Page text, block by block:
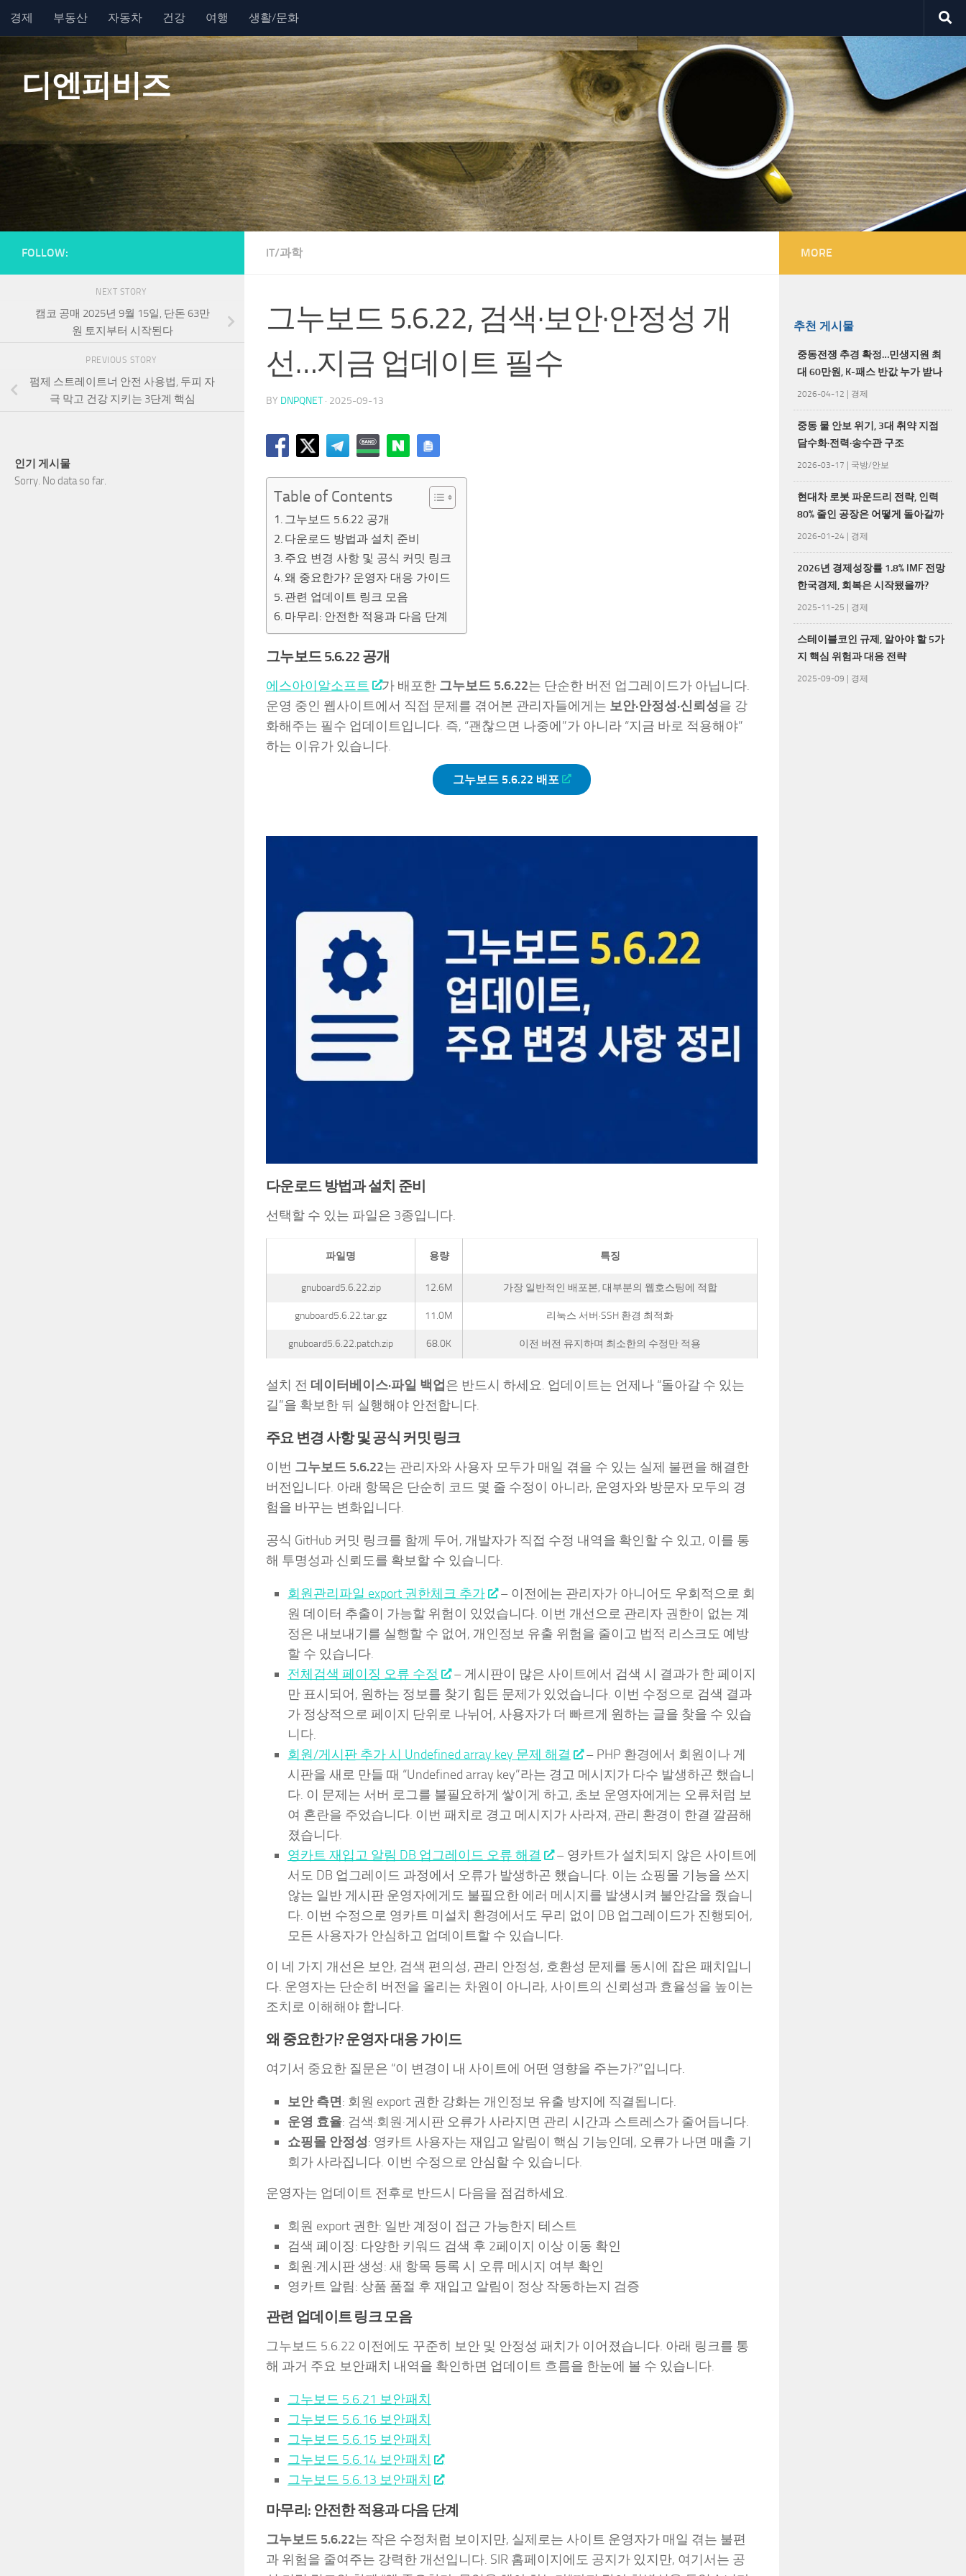
Skip to content
경제 부동산 자동차 건강 여행 생활/문화
디엔피비즈
IT/과학
그누보드 5.6.22, 검색·보안·안정성 개
선…지금 업데이트 필수
BY DNPQNET · 2025-09-13
Table of Contents
그누보드 5.6.22 공개
다운로드 방법과 설치 준비
주요 변경 사항 및 공식 커밋 링크
왜 중요한가? 운영자 대응 가이드
관련 업데이트 링크 모음
마무리: 안전한 적용과 다음 단계
그누보드 5.6.22 공개
에스아이알소프트 가 배포한 그누보드 5.6.22는 단순한 버전 업그레이드가 아닙니다.
운영 중인 웹사이트에서 직접 문제를 겪어본 관리자들에게는 보안·안정성·신뢰성을 강
화해주는 필수 업데이트입니다. 즉, “괜찮으면 나중에”가 아니라 “지금 바로 적용해야”
하는 이유가 있습니다.
그누보드 5.6.22 배포
다운로드 방법과 설치 준비
선택할 수 있는 파일은 3종입니다.
파일명 용량 특징
gnuboard5.6.22.zip 12.6M 가장 일반적인 배포본, 대부분의 웹호스팅에 적합
gnuboard5.6.22.tar.gz 11.0M 리눅스 서버·SSH 환경 최적화
gnuboard5.6.22.patch.zip 68.0K 이전 버전 유지하며 최소한의 수정만 적용
설치 전 데이터베이스·파일 백업 은 반드시 하세요. 업데이트는 언제나 “돌아갈 수 있는
길”을 확보한 뒤 실행해야 안전합니다.
주요 변경 사항 및 공식 커밋 링크
이번 그누보드 5.6.22는 관리자와 사용자 모두가 매일 겪을 수 있는 실제 불편을 해결한
버전입니다. 아래 항목은 단순히 코드 몇 줄 수정이 아니라, 운영자와 방문자 모두의 경
험을 바꾸는 변화입니다.
공식 GitHub 커밋 링크를 함께 두어, 개발자가 직접 수정 내역을 확인할 수 있고, 이를 통
해 투명성과 신뢰도를 확보할 수 있습니다.
회원관리파일 export 권한체크 추가
– 이전에는 관리자가 아니어도 우회적으로 회
원 데이터 추출이 가능할 위험이 있었습니다. 이번 개선으로 관리자 권한이 없는 계
정은 내보내기를 실행할 수 없어, 개인정보 유출 위험을 줄이고 법적 리스크도 예방
할 수 있습니다.
전체검색 페이징 오류 수정
– 게시판이 많은 사이트에서 검색 시 결과가 한 페이지
만 표시되어, 원하는 정보를 찾기 힘든 문제가 있었습니다. 이번 수정으로 검색 결과
가 정상적으로 페이지 단위로 나뉘어, 사용자가 더 빠르게 원하는 글을 찾을 수 있습
니다.
회원/게시판 추가 시 Undefined array key 문제 해결
– PHP 환경에서 회원이나 게
시판을 새로 만들 때 “Undefined array key”라는 경고 메시지가 다수 발생하곤 했습니
다. 이 문제는 서버 로그를 불필요하게 쌓이게 하고, 초보 운영자에게는 오류처럼 보
여 혼란을 주었습니다. 이번 패치로 경고 메시지가 사라져, 관리 환경이 한결 깔끔해
졌습니다.
영카트 재입고 알림 DB 업그레이드 오류 해결
– 영카트가 설치되지 않은 사이트에
서도 DB 업그레이드 과정에서 오류가 발생하곤 했습니다. 이는 쇼핑몰 기능을 쓰지
않는 일반 게시판 운영자에게도 불필요한 에러 메시지를 발생시켜 불안감을 줬습니
다. 이번 수정으로 영카트 미설치 환경에서도 무리 없이 DB 업그레이드가 진행되어,
모든 사용자가 안심하고 업데이트할 수 있습니다.
이 네 가지 개선은 보안, 검색 편의성, 관리 안정성, 호환성 문제를 동시에 잡은 패치입니
다. 운영자는 단순히 버전을 올리는 차원이 아니라, 사이트의 신뢰성과 효율성을 높이는
조치로 이해해야 합니다.
왜 중요한가? 운영자 대응 가이드
여기서 중요한 질문은 “이 변경이 내 사이트에 어떤 영향을 주는가?”입니다.
보안 측면: 회원 export 권한 강화는 개인정보 유출 방지에 직결됩니다.
운영 효율: 검색·회원·게시판 오류가 사라지면 관리 시간과 스트레스가 줄어듭니다.
쇼핑몰 안정성: 영카트 사용자는 재입고 알림이 핵심 기능인데, 오류가 나면 매출 기
회가 사라집니다. 이번 수정으로 안심할 수 있습니다.
운영자는 업데이트 전후로 반드시 다음을 점검하세요.
회원 export 권한: 일반 계정이 접근 가능한지 테스트
검색 페이징: 다양한 키워드 검색 후 2페이지 이상 이동 확인
회원·게시판 생성: 새 항목 등록 시 오류 메시지 여부 확인
영카트 알림: 상품 품절 후 재입고 알림이 정상 작동하는지 검증
관련 업데이트 링크 모음
그누보드 5.6.22 이전에도 꾸준히 보안 및 안정성 패치가 이어졌습니다. 아래 링크를 통
해 과거 주요 보안패치 내역을 확인하면 업데이트 흐름을 한눈에 볼 수 있습니다.
그누보드 5.6.21 보안패치
그누보드 5.6.16 보안패치
그누보드 5.6.15 보안패치
그누보드 5.6.14 보안패치
그누보드 5.6.13 보안패치
마무리: 안전한 적용과 다음 단계
그누보드 5.6.22는 작은 수정처럼 보이지만, 실제로는 사이트 운영자가 매일 겪는 불편
과 위험을 줄여주는 강력한 개선입니다. SIR 홈페이지에도 공지가 있지만, 여기서는 공
FOLLOW:
NEXT STORY
캠코 공매 2025년 9월 15일, 단돈 63만
원 토지부터 시작된다
PREVIOUS STORY
펌제 스트레이트너 안전 사용법, 두피 자
극 막고 건강 지키는 3단계 핵심
인기 게시물
Sorry. No data so far.
MORE
추천 게시물
중동전쟁 추경 확정…민생지원 최
대 60만원, K-패스 반값 누가 받나
2026-04-12 | 경제
중동 물 안보 위기, 3대 취약 지점
담수화·전력·송수관 구조
2026-03-17 | 국방/안보
현대차 로봇 파운드리 전략, 인력
80% 줄인 공장은 어떻게 돌아갈까
2026-01-24 | 경제
2026년 경제성장률 1.8% IMF 전망
한국경제, 회복은 시작됐을까?
2025-11-25 | 경제
스테이블코인 규제, 알아야 할 5가
지 핵심 위험과 대응 전략
2025-09-09 | 경제